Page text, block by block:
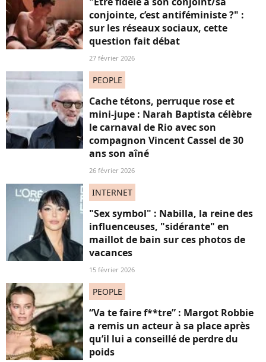
conjointe, c’est antiféministe ?" :
sur les réseaux sociaux, cette
question fait débat
27 février 2026
PEOPLE
Cache tétons, perruque rose et
mini-jupe : Narah Baptista célèbre
le carnaval de Rio avec son
compagnon Vincent Cassel de 30
ans son aîné
26 février 2026
INTERNET
"Sex symbol" : Nabilla, la reine des
influenceuses, "sidérante" en
maillot de bain sur ces photos de
vacances
15 février 2026
PEOPLE
“Va te faire f**tre” : Margot Robbie
a remis un acteur à sa place après
qu’il lui a conseillé de perdre du
poids